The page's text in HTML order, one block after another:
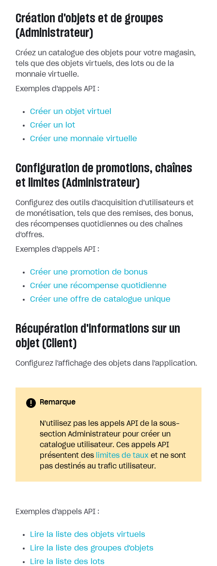
Création d'objets et de groupes
(Administrateur)
Créez un catalogue des objets pour votre magasin,
tels que des objets virtuels, des lots ou de la
monnaie virtuelle.
Exemples d'appels API :
Créer un objet virtuel
Créer un lot
Créer une monnaie virtuelle
Configuration de promotions, chaînes
et limites (Administrateur)
Configurez des outils d'acquisition d'utilisateurs et
de monétisation, tels que des remises, des bonus,
des récompenses quotidiennes ou des chaînes
d'offres.
Exemples d'appels API :
Créer une promotion de bonus
Créer une récompense quotidienne
Créer une offre de catalogue unique
Récupération d'informations sur un
objet (Client)
Configurez l'affichage des objets dans l'application.
Remarque
N'utilisez pas les appels API de la sous-
section Administrateur pour créer un
catalogue utilisateur. Ces appels API
présentent des
limites de taux et ne sont
pas destinés au trafic utilisateur.
Exemples d'appels API :
Lire la liste des objets virtuels
Lire la liste des groupes d'objets
Lire la liste des lots